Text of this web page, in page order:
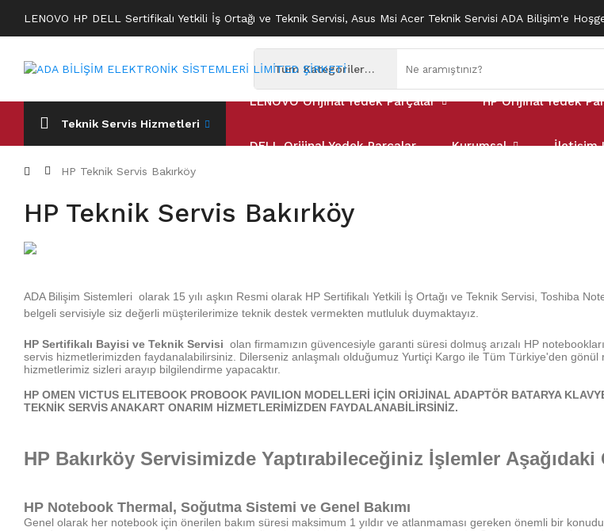
LENOVO HP DELL Sertifikalı Yetkili İş Ortağı ve Teknik Servisi, Asus Msi Acer Teknik Servisi ADA Bilişim'e
Tüm Kategoriler
Teknik Servis Hizmetleri
LENOVO Orijinal Yedek Parçalar HP Orijinal Yedek
DELL Orijinal Yedek Parçalar Kurumsal İletişim
HP Teknik Servis Bakırköy
HP Teknik Servis Bakırköy
ADA Bilişim Sistemleri olarak 15 yılı aşkın Resmi olarak HP Sertifikalı Yetkili İş Ortağı ve Teknik Servisi, Toshiba
belgeli servisiyle siz değerli müşterilerimize teknik destek vermekten mutluluk duymaktayız.
HP Sertifikalı Bayisi ve Teknik Servisi olan firmamızın güvencesiyle garanti süresi dolmuş arızalı HP
servis hizmetlerimizden faydanalabilirsiniz. Dilerseniz anlaşmalı olduğumuz Yurtiçi Kargo ile Tüm Türkiye'den gönül
hizmetlerimiz sizleri arayıp bilgilendirme yapacaktır.
HP OMEN VICTUS ELITEBOOK PROBOOK PAVILION MODELLERİ İÇİN ORİJİNAL ADAPTÖR BATARYA
TEKNİK SERVİS ANAKART ONARIM HİZMETLERİMİZDEN FAYDALANABİLİRSİNİZ.
HP Bakırköy Servisimizde Yaptırabileceğiniz İşlemler
HP Notebook Thermal, Soğutma Sistemi ve Genel Bakımı
Genel olarak her notebook için önerilen bakım süresi maksimum 1 yıldır ve atlanmaması gereken önemli bir